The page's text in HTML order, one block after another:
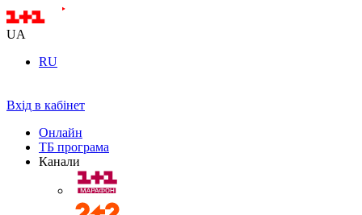
UA
RU
Вхід в кабінет
Онлайн
ТБ програма
Канали